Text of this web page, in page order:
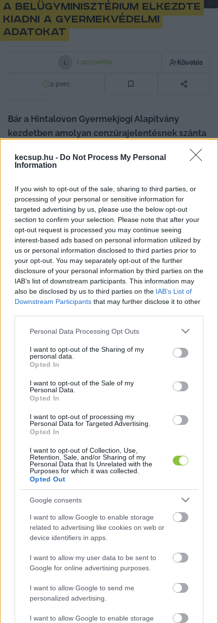
kecsup.hu - Do Not Process My Personal
Information
If you wish to opt-out of the sale, sharing to third parties, or
processing of your personal or sensitive information for
targeted advertising by us, please use the below opt-out
section to confirm your selection. Please note that after your
opt-out request is processed you may continue seeing
interest-based ads based on personal information utilized by
us or personal information disclosed to third parties prior to
your opt-out. You may separately opt-out of the further
disclosure of your personal information by third parties on the
IAB’s list of downstream participants. This information may
also be disclosed by us to third parties on the IAB’s List of
Downstream Participants that may further disclose it to other
Please note that this website/app uses one or more Google
not limited to your visit or usage behaviour. You may click to
grant or deny consent to Google and its third-party tags to
use your data for below specified purposes in below Google
consent section.
Personal Data Processing Opt Outs
I want to opt-out of the Sharing of my
personal data.
Opted In
I want to opt-out of the Sale of my
Personal Data.
Opted In
I want to opt-out of processing my
Personal Data for Targeted Advertising.
Opted In
I want to opt-out of Collection, Use,
Retention, Sale, and/or Sharing of my
Personal Data that Is Unrelated with the
Purposes for which it was collected.
Opted Out
Google consents
I want to allow Google to enable storage
related to advertising like cookies on web or
device identifiers in apps.
I want to allow my user data to be sent to
Google for online advertising purposes.
I want to allow Google to send me
personalized advertising.
I want to allow Google to enable storage
A Belügyminisztérium elkezdte
kiadni a gyermekvédelmi
adatokat
L Lapszemle Követés
2 perc
Bár a Hintalovon Gyermekjogi Alapítvány
kezdetben amolyan cenzúrajelentésnek szánta
a májusban megjelenő éves jelentését, most
úgy tűnik valódi adatokkal dolgozhatnak majd.
vezetője a Klubrádiónak. Lapszemle.
„Az elmúlt két napban a Belügyminisztérium és
több állami szervezet elkezdett adatokat küldeni,
ezért a májusban megjelenő éves jelentésünkben –
ami tulajdonképpen egy ilyen cenzúrajelentés lett
volna – most lesznek adatok. Tele vagyok
reménnyel, hogy fogunk tudni dolgozni, nekem
most ez a legfontosabb”
– fogalmazott a
elmúlt tíz évben, és azon belül is az elmúlt
kettőben megélt, attól neki még most is
leginkább sírni támad kedve.
Gyurkó Szilviát a Klubrádió azért kereste meg,
amelyben leírta javaslatait arról, mit kellene
tenni a gyerekvédelemben. Amikor
hozzákezdett, még nem tudta, ki lesz a levél
címzettje, ki nyeri a választásokat. Nem konkrét
intézkedési listát akart adni, csupán
szemléletváltást sürgetni. A közhangulat, a
területek és a tennivalók oldaláról közelítette
meg, mire van szükség ahhoz, hogy végre
fordulat történjen. Szerinte a legfontosabb, hogy
„gyerekbarát Magyarország”
ne üres politikai
szlogen legyen, hanem valós tartalommal